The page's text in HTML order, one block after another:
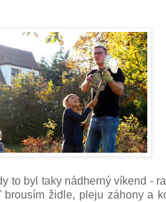
to byl taky nádherný víkend -
židle, pleju záhony a